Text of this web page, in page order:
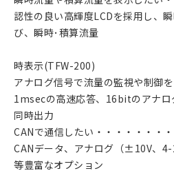
認性の良い高輝度LCDを採用し、
び、瞬時･積算流量
時表示(TFW-200)
アナログ信号で流量の監視や制御
1msecの高速応答、16bitのアナロ
同時出力
CANで通信したい・・・・・・・
CANデータ、アナログ（±10V、
等豊富なオプション